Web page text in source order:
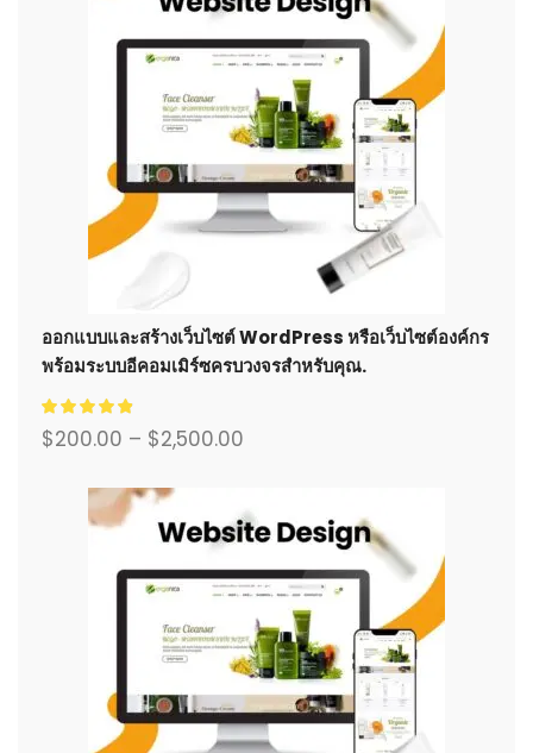
ออกแบบและสร้างเว็บไซต์ WordPress หรือเว็บไซต์องค์กร
พร้อมระบบอีคอมเมิร์ซครบวงจรสำหรับคุณ.
$200.00 – $2,500.00